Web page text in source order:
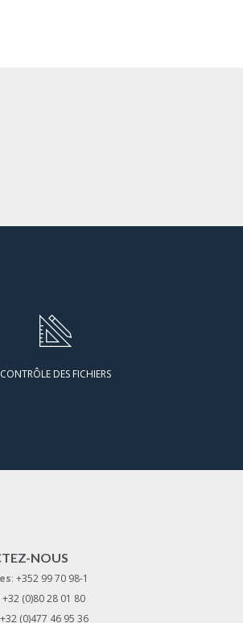
CONTRÔLE DES FICHIERS
NOUS
: +352 99 70 98-1
+32 (0)80 28 01 80
+32 (0)477 46 95 36